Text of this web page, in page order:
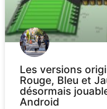
Les versions
Rouge, Bleu et
désormais
Android